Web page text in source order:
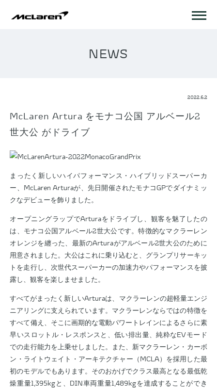
NEWS
2022.6.2
McLaren Artura をモナコ公国 アルベール2
世大公 がドライブ
まったく新しいハイパフォーマンス・ハイブリッドスーパーカ
ー、McLaren Arturaが、先日開催されたモナコGPでダイナミッ
クなデビューを飾りました。
オープニングラップでArturaをドライブし、観客を魅了したの
は、モナコ公国アルベール2世大公です。特徴的なマクラーレン
オレンジを纏った、最新のArturaがアルベール2世大公のために
用意されました。大公はこれに乗り込むと、グランプリサーキッ
トを走行し、次世代スーパーカーの加速力やパフォーマンスを披
露し、観客を楽しませました。
すべてがまったく新しいArturaは、マクラーレンの超軽量エンジ
ニアリングに支えられています。マクラーレンならではの特徴を
すべて備え、そこに画期的な電動パワートレインによるさらに素
早いスロットル・レスポンスと、低い排出量、純粋なEVモード
での走行能力を上乗せしました。また、新マクラーレン・カーボ
ン・ライトウェイト・アーキテクチャー（MCLA）を採用した最
初のモデルでもあります。そのおかげでクラス最高となる最低乾
燥重量1,395kgと、DIN車両重量1,489kgを達成することができ